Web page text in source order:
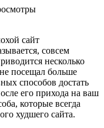
совсем
несколько
посещал больше
способов достать
его прихода на ваш
которые всегда
худшего сайта.